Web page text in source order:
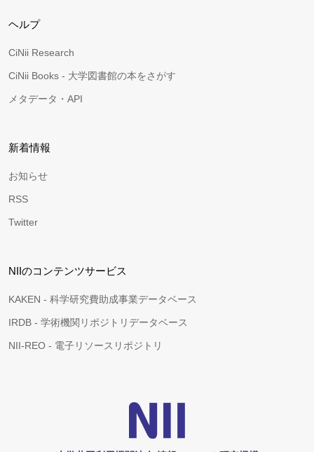
ヘルプ
CiNii Research
CiNii Books - 大学図書館の本をさがす
メタデータ・API
新着情報
お知らせ
RSS
Twitter
NIIのコンテンツサービス
KAKEN - 科学研究費助成事業データベース
IRDB - 学術機関リポジトリデータベース
NII-REO - 電子リソースリポジトリ